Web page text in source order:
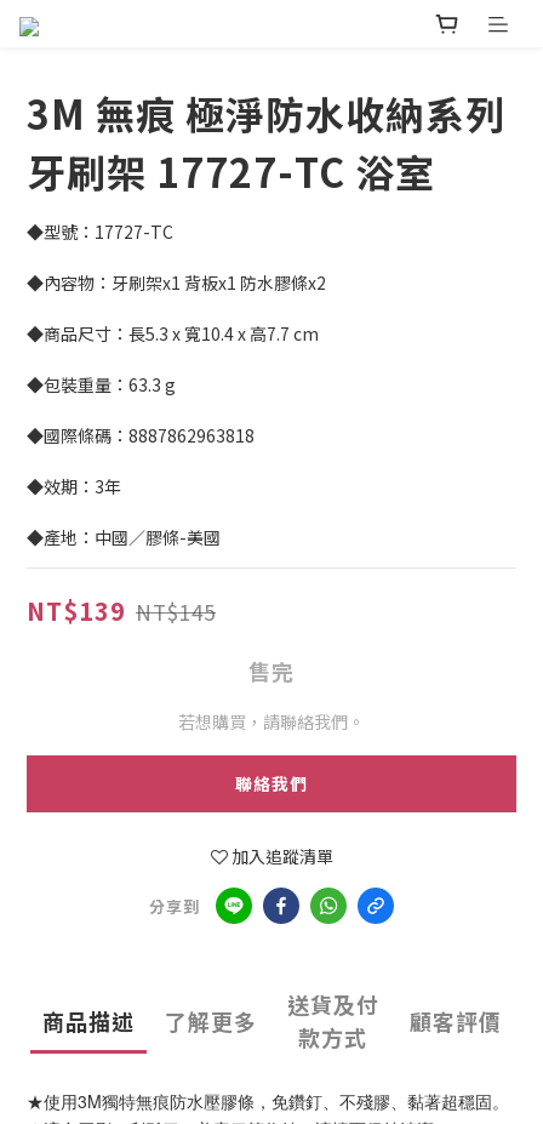
3M 無痕 極淨防水收納系列
牙刷架 17727-TC 浴室
◆型號：17727-TC
◆內容物：牙刷架x1 背板x1 防水膠條x2
◆商品尺寸：長5.3 x 寬10.4 x 高7.7 cm
◆包裝重量：63.3 g
◆國際條碼：8887862963818
◆效期：3年
◆產地：中國／膠條-美國
NT$139 NT$145
售完
若想購買，請聯絡我們。
聯絡我們
加入追蹤清單
分享到
商品描述 了解更多
送貨及付
款方式
顧客評價
★使用3M獨特無痕防水壓膠條，免鑽釘、不殘膠、黏著超穩固。